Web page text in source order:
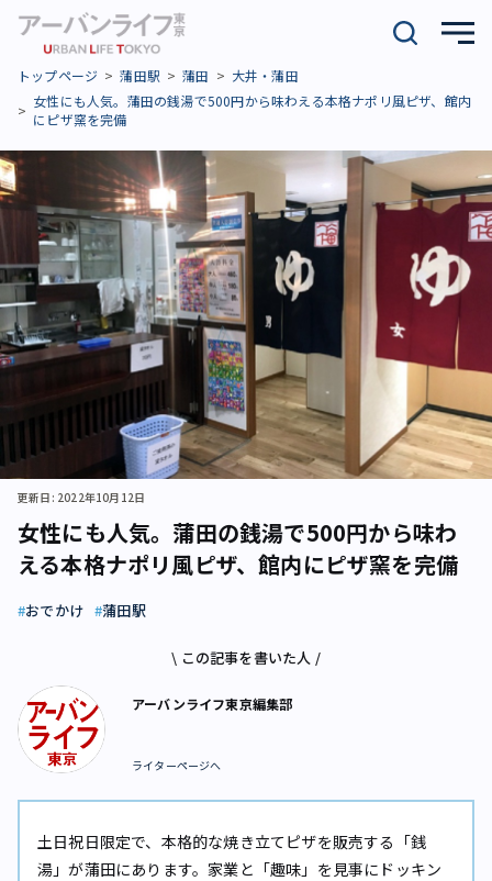
トップページ 蒲田駅 蒲田
大井・蒲田
女性にも人気。蒲田の銭湯で500円から味わえる本格ナポリ風ピザ、館内
にピザ窯を完備
女性にも人気。蒲田の銭湯で500円から味わ
える本格ナポリ風ピザ、館内にピザ窯を完備
更新日: 2022年10月12日
おでかけ 蒲田駅
\ この記事を書いた人 /
アーバンライフ東京編集部
ライターページへ
土日祝日限定で、本格的な焼き立てピザを販売する「銭
湯」が蒲田にあります。家業と「趣味」を見事にドッキン